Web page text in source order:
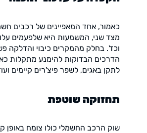
כאמור, אחד המאפיינים של רכבים
מצד שני, המשמעות היא שלפעמים
וכד'. בחלק מהמקרים כיבוי והדלקה
הדרכים הבדוקות להימנע מתקלות
לתקן באגים, לשפר פיצ'רים קיימים
תחזוקה שוטפת
שוק הרכב החשמלי כולו צומח באופן